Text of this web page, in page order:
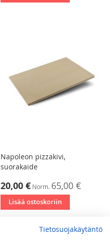
Napoleon pizzakivi,
suorakaide
Tarjoushinta
20,00 € Norm. 65,00 €
Lisää ostoskoriin
Tietosuojakäytäntö